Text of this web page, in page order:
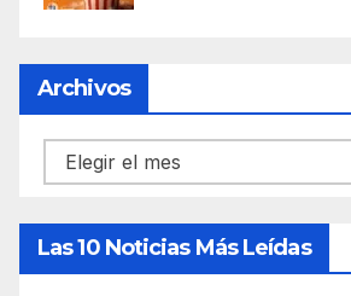
Archivos
Archivos
Las 10 Noticias Más Leídas